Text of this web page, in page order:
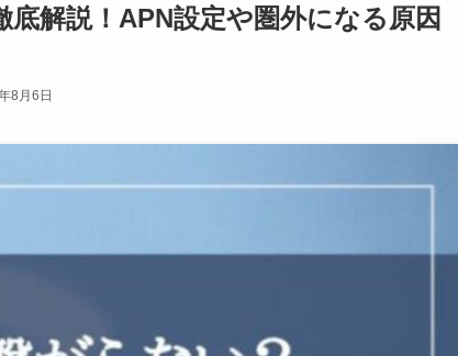
解説！APN設定や圏外になる原因
8月6日